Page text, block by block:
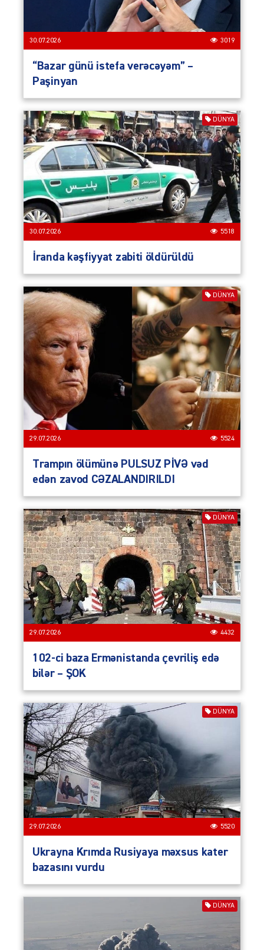
30.07.2026 3019
“Bazar günü istefa verəcəyəm” –
Paşinyan
DÜNYA
30.07.2026 5518
İranda kəşfiyyat zabiti öldürüldü
DÜNYA
29.07.2026 5524
Trampın ölümünə PULSUZ PİVƏ vəd
edən zavod CƏZALANDIRILDI
DÜNYA
29.07.2026 4432
102-ci baza Ermənistanda çevriliş edə
bilər – ŞOK
DÜNYA
29.07.2026 5520
Ukrayna Krımda Rusiyaya məxsus kater
bazasını vurdu
DÜNYA